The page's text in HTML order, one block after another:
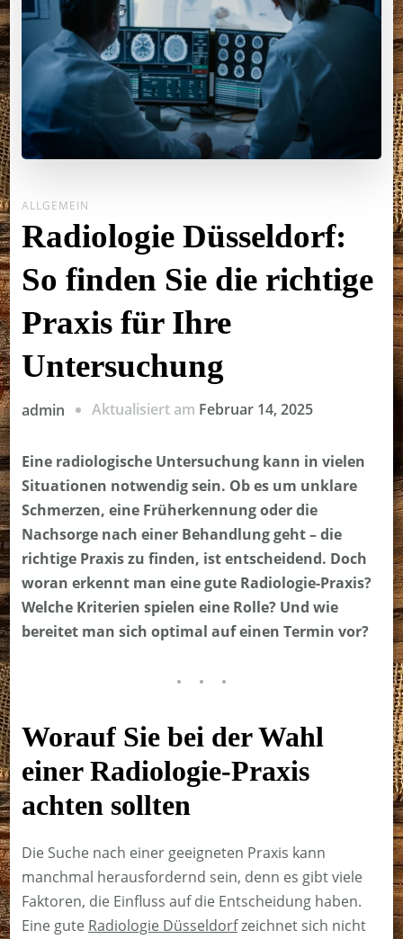
ALLGEMEIN
Radiologie Düsseldorf:
So finden Sie die richtige
Praxis für Ihre
Untersuchung
admin Aktualisiert am Februar 14, 2025
Eine radiologische Untersuchung kann in vielen
Situationen notwendig sein. Ob es um unklare
Schmerzen, eine Früherkennung oder die
Nachsorge nach einer Behandlung geht – die
richtige Praxis zu finden, ist entscheidend. Doch
woran erkennt man eine gute Radiologie-Praxis?
Welche Kriterien spielen eine Rolle? Und wie
bereitet man sich optimal auf einen Termin vor?
Worauf Sie bei der Wahl
einer Radiologie-Praxis
achten sollten
Die Suche nach einer geeigneten Praxis kann
manchmal herausfordernd sein, denn es gibt viele
Faktoren, die Einfluss auf die Entscheidung haben.
Eine gute Radiologie Düsseldorfzeichnet sich nicht